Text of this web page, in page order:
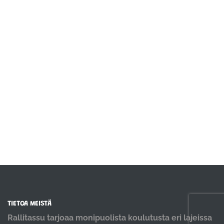
TIETOA MEISTÄ
Rallitassu tarjoaa monipuolista koulutusta eri lajeissa